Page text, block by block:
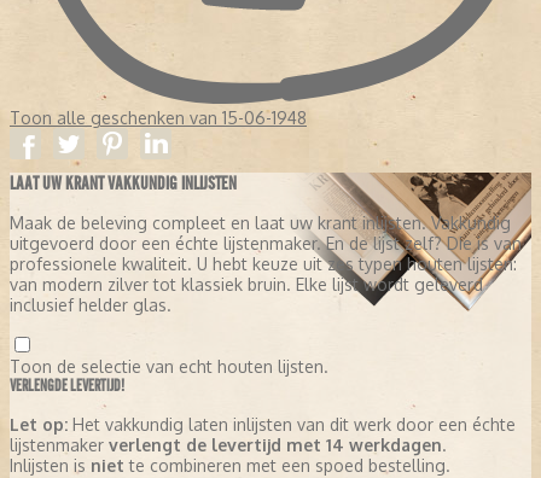
Toon alle geschenken van 15-06-1948
LAAT UW KRANT VAKKUNDIG INLIJSTEN
Maak de beleving compleet en laat uw krant inlijsten. Vakkundig
uitgevoerd door een échte lijstenmaker. En de lijst zelf? Die is van
professionele kwaliteit. U hebt keuze uit zes typen houten lijsten:
van modern zilver tot klassiek bruin. Elke lijst wordt geleverd
inclusief helder glas.
Toon de selectie van echt houten lijsten.
VERLENGDE LEVERTIJD!
Let op: Het vakkundig laten inlijsten van dit werk door een échte
lijstenmaker verlengt de levertijd met 14 werkdagen.
Inlijsten is niet te combineren met een spoed bestelling.